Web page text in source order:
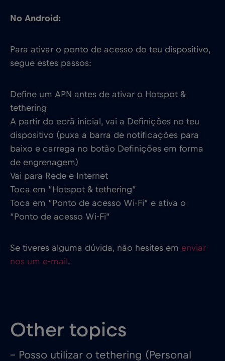
No Android:
Para ativar o ponto de acesso do teu dispositivo,
segue estes passos:
Define um APN antes de ativar o Hotspot &
tethering
A partir do ecrã inicial, vai a Definições no teu
dispositivo (puxa a barra de notificações para
baixo e carrega no botão Definições em forma
de engrenagem)
Vai para Rede e Internet
Toca em “Hotspot & tethering”
Toca em “Ponto de acesso Wi-Fi” e ativa o
“Ponto de acesso Wi-Fi”
Se tiveres alguma dúvida, não hesites em enviar-
nos um e-mail .
Other topics
– Posso utilizar o tethering (Personal